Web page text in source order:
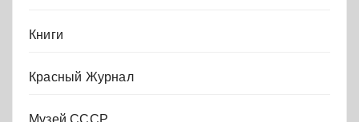
Книги
Красный Журнал
Музей СССР